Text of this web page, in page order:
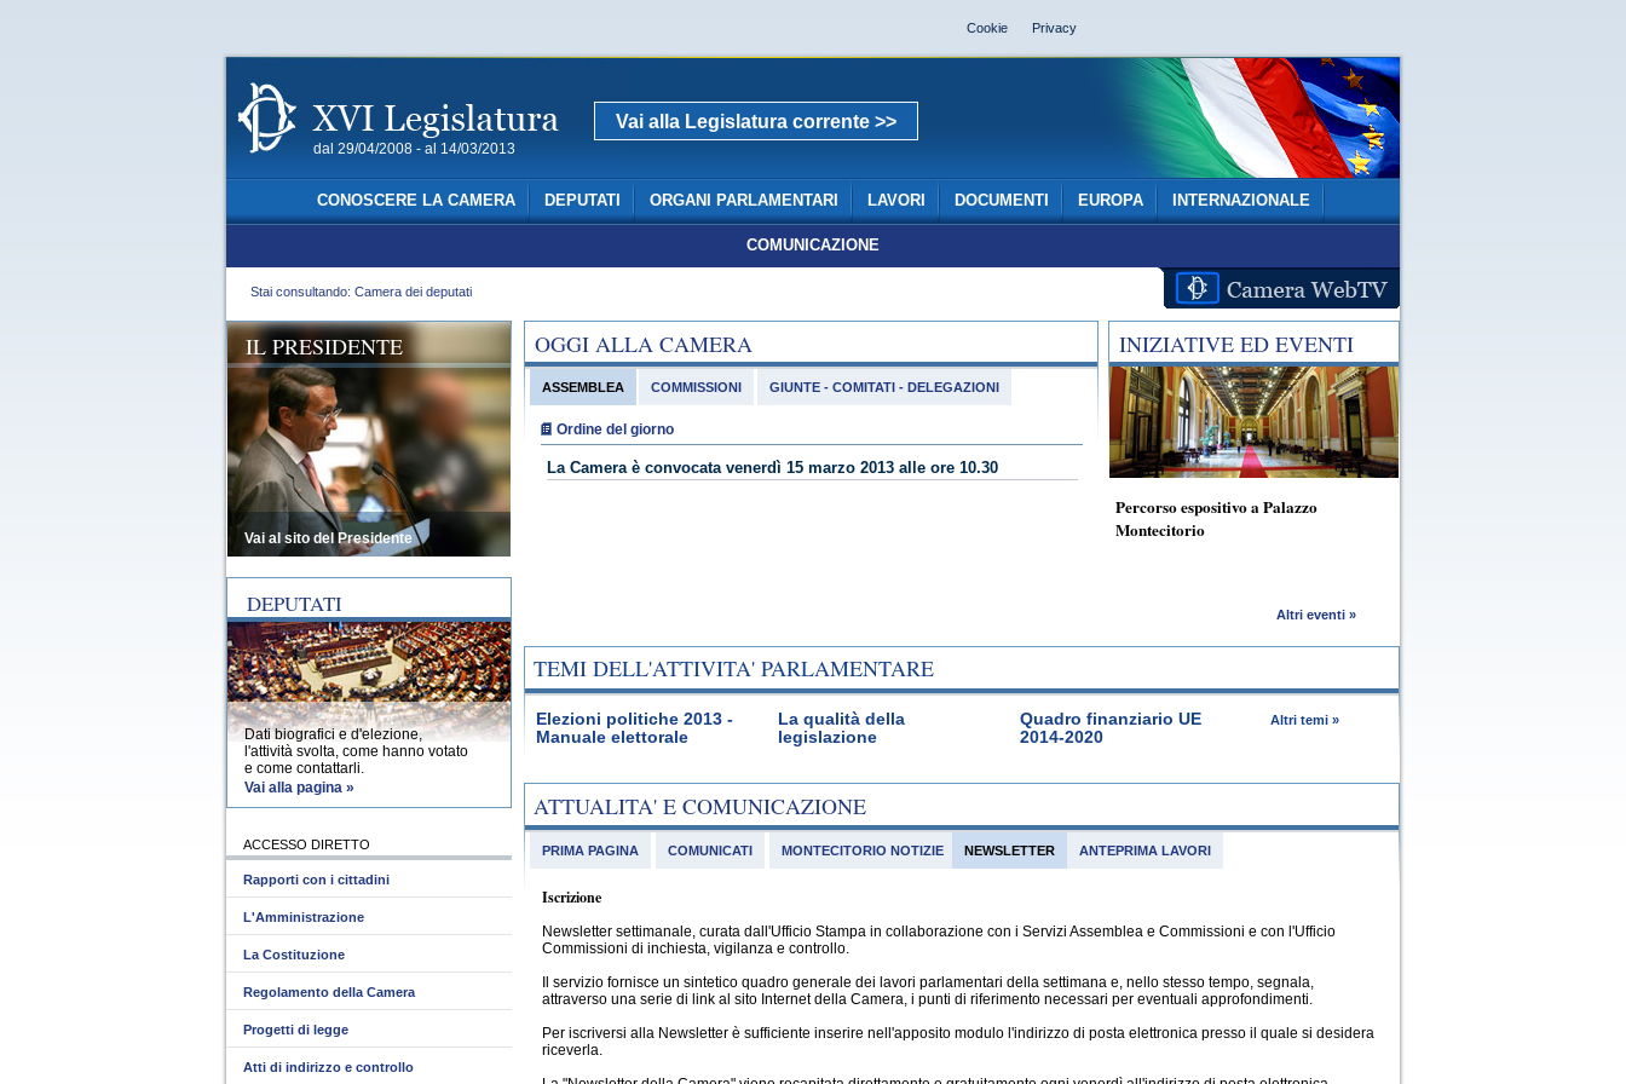
Cookie Privacy
dal 29/04/2008 - al 14/03/2013
Vai alla Legislatura corrente >>
CONOSCERE LA CAMERA DEPUTATI ORGANI PARLAMENTARI LAVORI DOCUMENTI EUROPA INTERNAZIONALE
COMUNICAZIONE
Stai consultando: Camera dei deputati
OGGI ALLA CAMERA
ASSEMBLEA
Ordine del giorno
La Camera è convocata venerdì 15 marzo 2013 alle ore 10.30
COMMISSIONI GIUNTE - COMITATI - DELEGAZIONI
INIZIATIVE ED EVENTI
Percorso espositivo a Palazzo
Montecitorio
Altri eventi »
TEMI DELL'ATTIVITA' PARLAMENTARE
Elezioni politiche 2013 -
Manuale elettorale
La qualità della
legislazione
Quadro finanziario UE
2014-2020
Altri temi »
ATTUALITA' E COMUNICAZIONE
PRIMA PAGINA COMUNICATI MONTECITORIO NOTIZIE ANTEPRIMA LAVORI
NEWSLETTER
Iscrizione
Newsletter settimanale, curata dall'Ufficio Stampa in collaborazione con i Servizi Assemblea e Commissioni e con l'Ufficio
Commissioni di inchiesta, vigilanza e controllo.
Il servizio fornisce un sintetico quadro generale dei lavori parlamentari della settimana e, nello stesso tempo, segnala,
attraverso una serie di link al sito Internet della Camera, i punti di riferimento necessari per eventuali approfondimenti.
Per iscriversi alla Newsletter è sufficiente inserire nell'apposito modulo l'indirizzo di posta elettronica presso il quale si desidera
riceverla.
IL PRESIDENTE
Vai al sito del Presidente
DEPUTATI
Dati biografici e d'elezione,
l'attività svolta, come hanno votato
e come contattarli.
Vai alla pagina »
ACCESSO DIRETTO
Rapporti con i cittadini
L'Amministrazione
La Costituzione
Regolamento della Camera
Progetti di legge
Atti di indirizzo e controllo